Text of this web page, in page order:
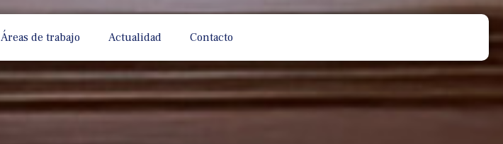
Áreas de trabajo Actualidad Contacto